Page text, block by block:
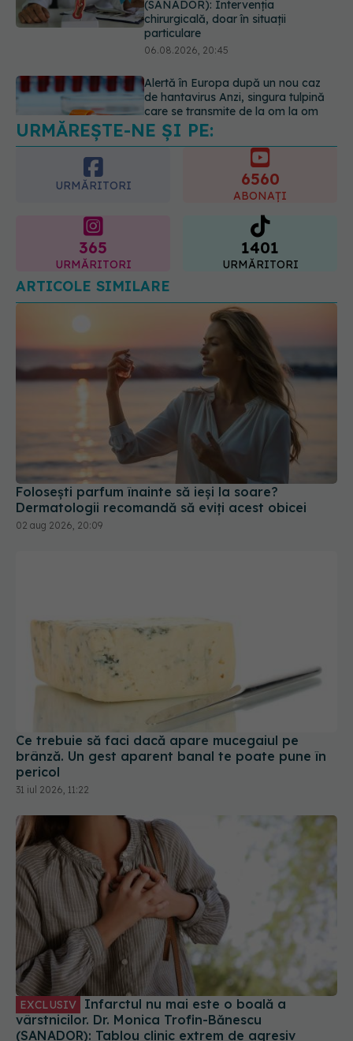
Alertă în Europa după un nou caz
de hantavirus Anzi, singura tulpină
care se transmite de la om la om
Ce se întâmplă cu colesterolul când
consumăm lactate integrale?
07.08.2026, 09:12
URMĂREȘTE-NE ȘI PE:
URMĂRITORI 6560
ABONAȚI
365
URMĂRITORI
1401
URMĂRITORI
ARTICOLE SIMILARE
Folosești parfum înainte să ieși la soare?
Dermatologii recomandă să eviți acest obicei
02 aug 2026, 20:09
Ce trebuie să faci dacă apare mucegaiul pe
brânză. Un gest aparent banal te poate pune în
pericol
31 iul 2026, 11:22
EXCLUSIV
vârstnicilor. Dr. Monica Trofin-Bănescu
(SANADOR): Tablou clinic extrem de agresiv
02 aug 2026, 11:50